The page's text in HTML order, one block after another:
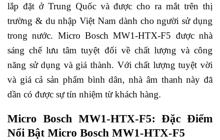
lắp đặt ở Trung Quốc và được cho ra mắt trên thị
trường & du nhập Việt Nam dành cho người sử dụng
trong nước. Micro Bosch MW1-HTX-F5 được nhà
sáng chế lưu tâm tuyệt đối về chất lượng và công
năng sử dụng và giá thành. Với chất lượng tuyệt vời
và giá cả sản phẩm bình dân, nhà âm thanh này đã
dần có được sự tín nhiệm từ khách hàng.
Micro Bosch MW1-HTX-F5: Đặc Điểm
Nổi Bật Micro Bosch MW1-HTX-F5